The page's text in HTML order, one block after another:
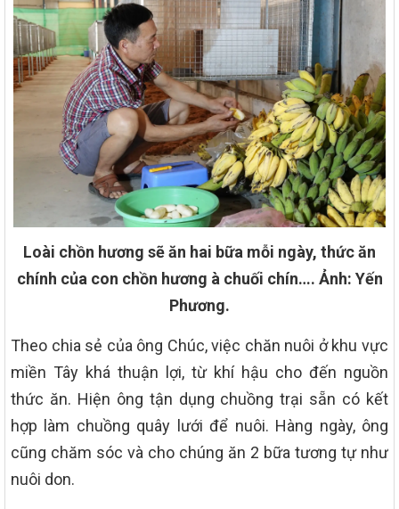
Loài chồn hương sẽ ăn hai bữa mỗi ngày, thức ăn
chính của con chồn hương à chuối chín…. Ảnh: Yến
Phương.
Theo chia sẻ của ông Chúc, việc chăn nuôi ở khu vực
miền Tây khá thuận lợi, từ khí hậu cho đến nguồn
thức ăn. Hiện ông tận dụng chuồng trại sẵn có kết
hợp làm chuồng quây lưới để nuôi. Hàng ngày, ông
cũng chăm sóc và cho chúng ăn 2 bữa tương tự như
nuôi don.